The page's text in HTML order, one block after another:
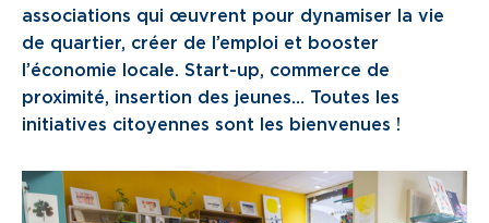
Je cherche un local commercial
Devenir propriétaire
Services aux territoires
associations qui œuvrent pour dynamiser la vie
de quartier, créer de l’emploi et booster
l’économie locale. Start-up, commerce de
proximité, insertion des jeunes… Toutes les
initiatives citoyennes sont les bienvenues !